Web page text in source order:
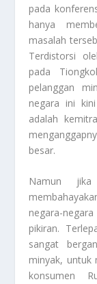
pada
hanya
masalah
Terdistorsi
pada
pelanggan
negara ini
adalah
besar.
Namun
negara-
pikiran.
sangat
minyak, untuk
konsumen